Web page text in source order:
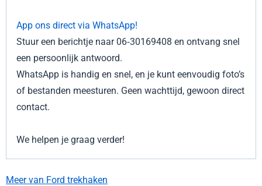
App ons direct via WhatsApp!
Stuur een berichtje naar 06‑30169408 en ontvang snel
een persoonlijk antwoord.
WhatsApp is handig en snel, en je kunt eenvoudig foto’s
of bestanden meesturen. Geen wachttijd, gewoon direct
contact.
We helpen je graag verder!
Meer van Ford trekhaken